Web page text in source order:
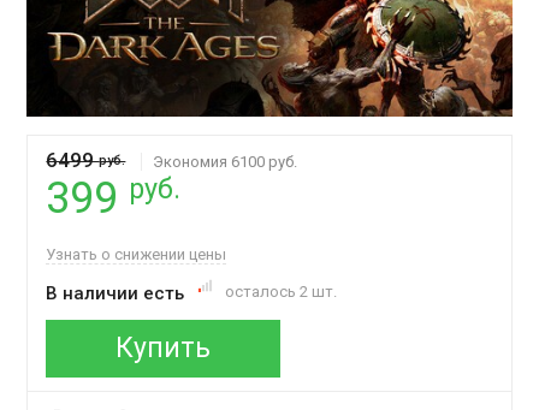
6499руб. Экономия 6100 руб.
399 руб.
Узнать о снижении цены
В наличии есть осталось 2 шт.
Купить